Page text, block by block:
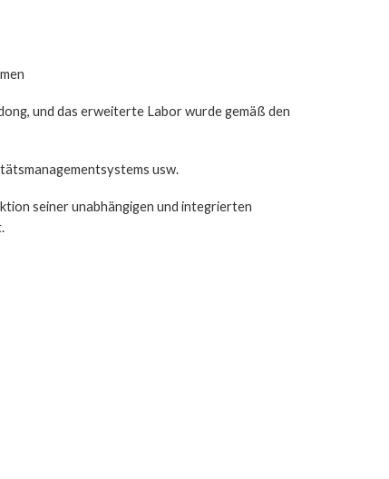
und das erweiterte Labor wurde gemäß den
usw.
seiner unabhängigen und integrierten